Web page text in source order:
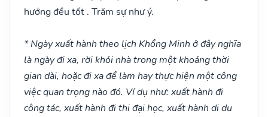
hướng đều tốt . Trăm sự như ý.
* Ngày xuất hành theo lịch Khổng Minh ở đây nghĩa
là ngày đi xa, rời khỏi nhà trong một khoảng thời
gian dài, hoặc đi xa để làm hay thực hiện một công
việc quan trọng nào đó. Ví dụ như: xuất hành đi
công tác, xuất hành đi thi đại học, xuất hành di du